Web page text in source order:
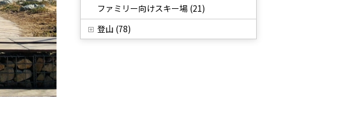
ファミリー向けスキー場 (21)
登山 (78)